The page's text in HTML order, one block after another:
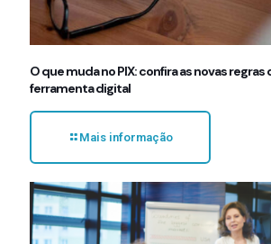
O que muda no PIX: confira as novas regras
ferramenta digital
Mais informação